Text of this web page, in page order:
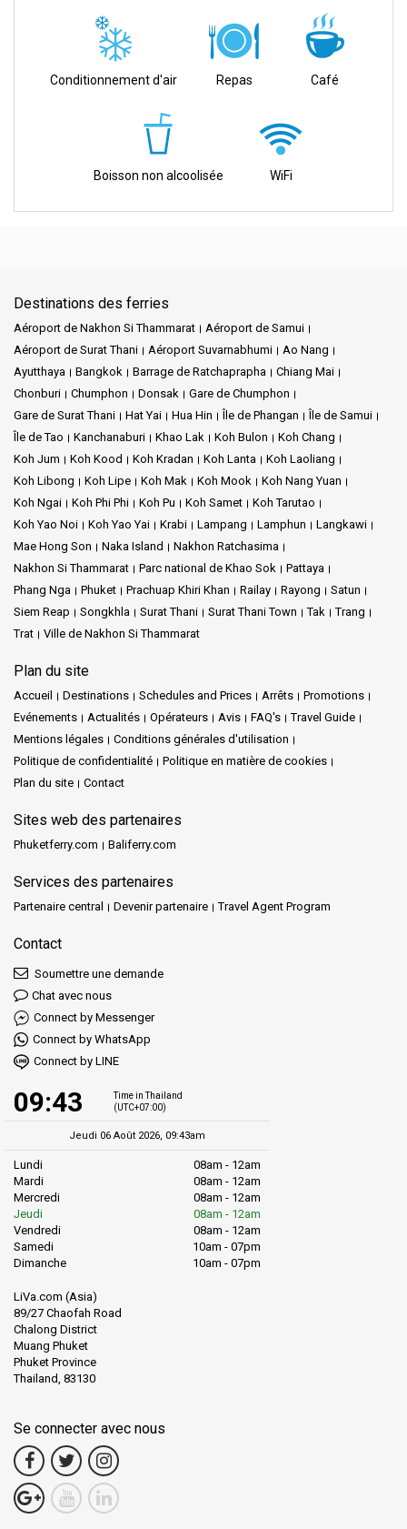
Conditionnement d'air Repas Café
Boisson non alcoolisée WiFi
Destinations des ferries
Aéroport de Nakhon Si Thammarat
Aéroport de Samui
Aéroport de Surat Thani
Aéroport Suvarnabhumi
Ao Nang
Ayutthaya
Bangkok Barrage de Ratchaprapha
Chiang Mai
Chonburi
Chumphon Donsak
Gare de Chumphon
Gare de Surat Thani
Hat Yai Hua Hin Île de Phangan
Île de Samui
Île de Tao
Kanchanaburi Khao Lak Koh Bulon
Koh Chang
Koh Jum
Koh Kood Koh Kradan Koh Lanta
Koh Laoliang
Koh Libong
Koh Lipe Koh Mak Koh Mook
Koh Nang Yuan
Koh Ngai
Koh Phi Phi Koh Pu Koh Samet
Koh Tarutao
Koh Yao Noi
Koh Yao Yai Krabi Lampang Lamphun
Langkawi
Mae Hong Son
Naka Island
Nakhon Ratchasima
Nakhon Si Thammarat
Parc national de Khao Sok
Pattaya
Phang Nga
Phuket Prachuap Khiri Khan Railay Rayong
Satun
Siem Reap
Songkhla Surat Thani Surat Thani Town Tak
Trang
Trat
Ville de Nakhon Si Thammarat
Plan du site
Accueil Destinations Schedules and Prices Arrêts
Promotions
Evénements
Actualités Opérateurs Avis FAQ's
Travel Guide
Mentions légales
Conditions générales d'utilisation
Politique de confidentialité
Politique en matière de cookies
Plan du site
Contact
Sites web des partenaires
Phuketferry.com Baliferry.com
Services des partenaires
Partenaire central Devenir partenaire Travel Agent Program
Contact
Soumettre une demande
Chat avec nous
Connect by Messenger
Connect by WhatsApp
Connect by LINE
09:43
Time in Thailand
(UTC+07:00)
Jeudi 06 Août 2026, 09:43am
Lundi
08am - 12am
Mardi
08am - 12am
Mercredi
08am - 12am
Jeudi
08am - 12am
Vendredi
08am - 12am
Samedi
10am - 07pm
Dimanche
10am - 07pm
LiVa.com (Asia)
89/27 Chaofah Road
Chalong District
Muang Phuket
Phuket Province
Thailand, 83130
Se connecter avec nous